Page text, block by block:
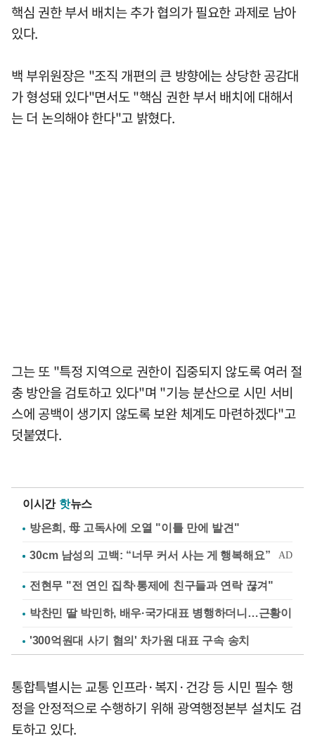
핵심 권한 부서 배치는 추가 협의가 필요한 과제로 남아
있다.
백 부위원장은 "조직 개편의 큰 방향에는 상당한 공감대
가 형성돼 있다"면서도 "핵심 권한 부서 배치에 대해서
는 더 논의해야 한다"고 밝혔다.
그는 또 "특정 지역으로 권한이 집중되지 않도록 여러 절
충 방안을 검토하고 있다"며 "기능 분산으로 시민 서비
스에 공백이 생기지 않도록 보완 체계도 마련하겠다"고
덧붙였다.
이시간 핫뉴스
방은희, 母 고독사에 오열 "이틀 만에 발견"
전현무 "전 연인 집착·통제에 친구들과 연락 끊겨"
박찬민 딸 박민하, 배우·국가대표 병행하더니…근황이
'300억원대 사기 혐의' 차가원 대표 구속 송치
통합특별시는 교통 인프라·복지·건강 등 시민 필수 행
정을 안정적으로 수행하기 위해 광역행정본부 설치도 검
토하고 있다.